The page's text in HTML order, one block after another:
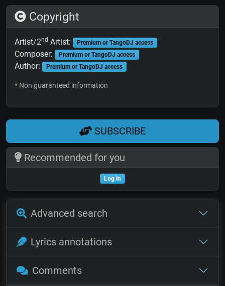
Copyright
Artist/2nd Artist: Premium or TangoDJ access
Composer: Premium or TangoDJ access
Author: Premium or TangoDJ access
* Non guaranteed information
SUBSCRIBE
Recommended for you
Log in
Advanced search
Lyrics annotations
Comments